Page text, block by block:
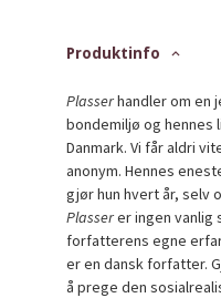
Produktinfo
Plasserhandler om en
bondemiljø og hennes
Danmark. Vi får aldri
anonym. Hennes
gjør hun hvert år, selv
Plasserer ingen vanlig
forfatterens egne
er en dansk forfatter.
å prege den